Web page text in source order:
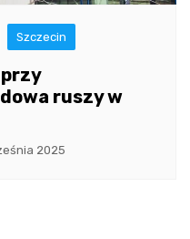
Szczecin
ruszy w
2025